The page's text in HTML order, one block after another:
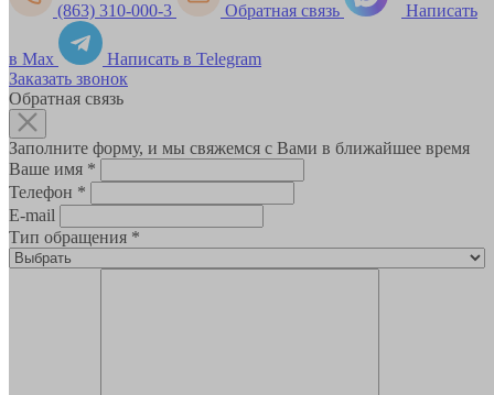
(863) 310-000-3 Обратная связь Написать
в Max
Написать в Telegram
Заказать звонок
Обратная связь
Заполните форму, и мы свяжемся с Вами в ближайшее время
Ваше имя *
Телефон *
E-mail
Тип обращения *